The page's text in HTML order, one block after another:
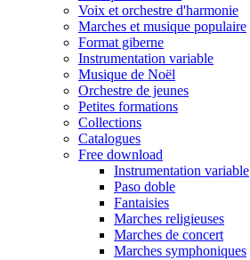
Voix et orchestre d'harmonie
Marches et musique populaire
Format giberne
Instrumentation variable
Musique de Noël
Orchestre de jeunes
Petites formations
Collections
Catalogues
Free download
Instrumentation variable
Paso doble
Fantaisies
Marches religieuses
Marches de concert
Marches symphoniques